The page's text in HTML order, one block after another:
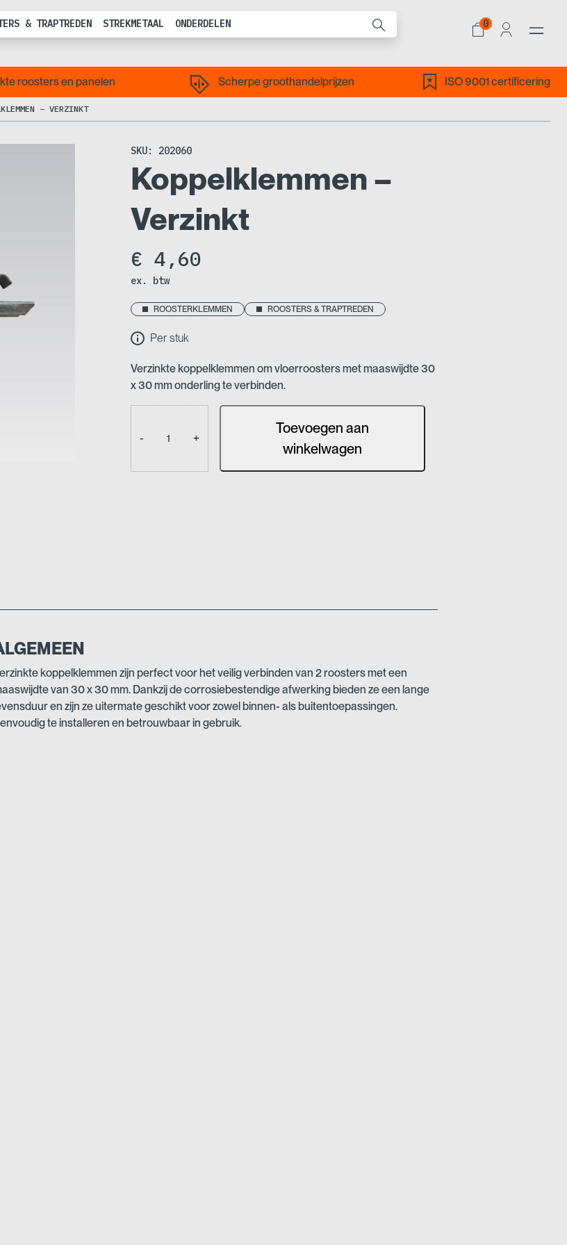
& TRAPTREDEN STREKMETAAL ONDERDELEN 0
roosters en panelen Scherpe groothandelprijzen ISO 9001 certificering
– VERZINKT
SKU: 202060
Koppelklemmen –
Verzinkt
€ 4,60
ex. btw
ROOSTERKLEMMEN ROOSTERS & TRAPTREDEN
Per stuk
Verzinkte koppelklemmen om vloerroosters met maaswijdte 30
x 30 mm onderling te verbinden.
-
Verzinkt
+
Toevoegen aan
winkelwagen
koppelklemmen zijn perfect voor het veilig verbinden van 2 roosters met een
van 30 x 30 mm. Dankzij de corrosiebestendige afwerking bieden ze een lange
en zijn ze uitermate geschikt voor zowel binnen- als buitentoepassingen.
te installeren en betrouwbaar in gebruik.